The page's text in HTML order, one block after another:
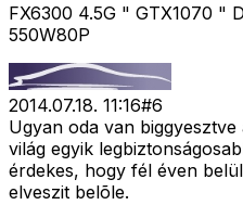
FX6300 4.5G " GTX1070 "
550W80P
2014.07.18. 11:16#6
Ugyan oda van
világ egyik
érdekes, hogy fél éven
elveszit belõle.